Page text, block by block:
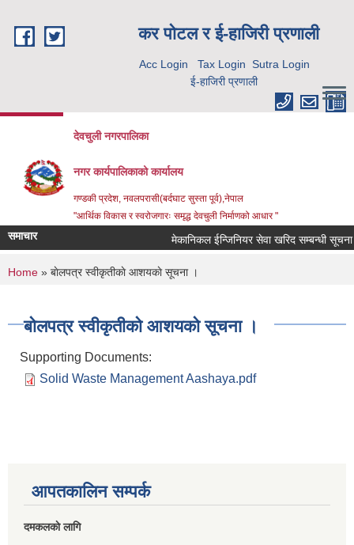
कर पाेटल र ई-हाजिरी प्रणाली
Acc Login Tax Login Sutra Login
ई-हाजिरी प्रणाली
देवचुली नगरपालिका
नगर कार्यपालिकाको कार्यालय
गण्डकी प्रदेश, नवलपरासी(बर्दघाट सुस्ता पूर्व),नेपाल
"आर्थिक विकास र स्वरोजगारः समृद्ध देवचुली निर्माणको आधार "
समाचार मेकानिकल ईन्जिनियर सेवा खरिद सम्बन्धी सूचना
You are here
Home » बाेलपत्र स्वीकृतीकाे आशयकाे सूचना ।
बाेलपत्र स्वीकृतीकाे आशयकाे सूचना ।
Supporting Documents:
Solid Waste Management Aashaya.pdf
आपतकालिन सम्पर्क
दमकलकाे लागि